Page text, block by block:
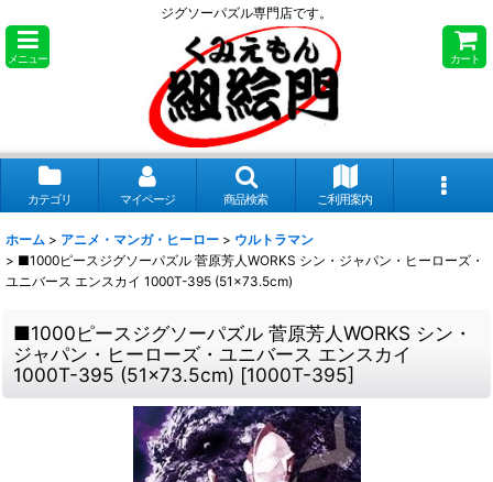
ジグソーパズル専門店です。
メニュー カート
カテゴリ マイページ 商品検索 ご利用案内
ホーム > アニメ・マンガ・ヒーロー > ウルトラマン
> ■1000ピースジグソーパズル 菅原芳人WORKS シン・ジャパン・ヒーローズ・
ユニバース エンスカイ 1000T-395 (51×73.5cm)
■1000ピースジグソーパズル 菅原芳人WORKS シン・
ジャパン・ヒーローズ・ユニバース エンスカイ
1000T-395 (51×73.5cm) [1000T-395]